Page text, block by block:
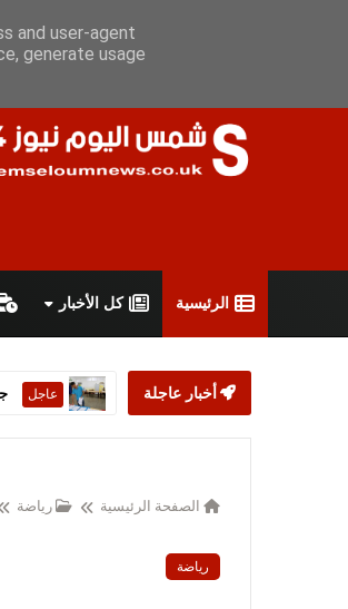
سياسة الخصوصية
الرئيسية كل الأخبار
أخبار عاجلة عاجل
الصفحة الرئيسية رياضة
رياضة
and user-agent
generate usage